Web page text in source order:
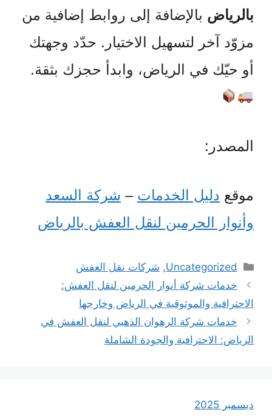
بالرياض بالإضافة إلى روابط إضافية من
مزوّد آخر لتسهيل الاختيار. حدّد وجهتك
أو حيّك في الرياض، وابدأ حجزك بثقة.
المصدر:
موقع دليل الخدمات – شركة السعد
وأنوار الحرمين لنقل العفش بالرياض
التصنيفات
Uncategorized
, شركات نقل العفش
خدمات شركة أنوار الحرمين لنقل العفش:
الاحترافية والموثوقية في الرياض وخارجها
خدمات شركة الرهوان الذهبي لنقل العفش في
الرياض: الاحترافية والجودة الشاملة
ديسمبر 2025